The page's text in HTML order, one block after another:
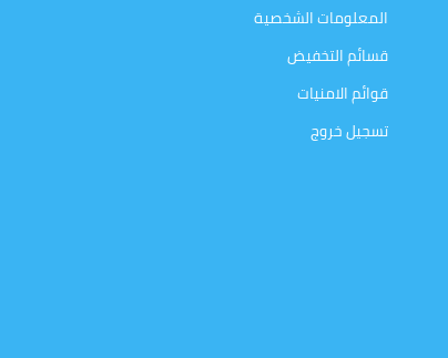
المعلومات الشخصية
قسائم التخفيض
قوائم الامنيات
تسجيل خروج